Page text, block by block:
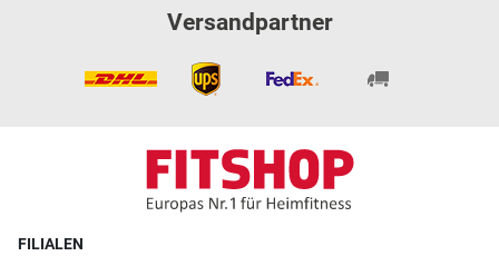
Versandpartner
FILIALEN